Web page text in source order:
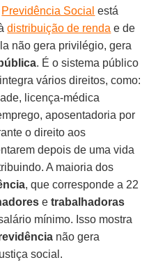
Previdência Social está
distribuição de renda e de
não gera privilégio, gera
. É o sistema público
vários direitos, como:
licença-médica
aposentadoria por
o direito aos
depois de uma vida
A maioria dos
, que corresponde a 22
etrabalhadoras
mínimo. Isso mostra
não gera
social.